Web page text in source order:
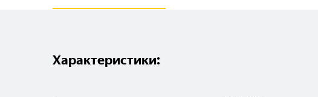
Характеристики: